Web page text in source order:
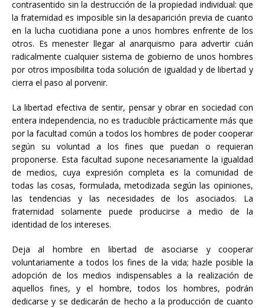
contrasentido sin la destrucción de la propiedad individual: que
la fraternidad es imposible sin la desaparición previa de cuanto
en la lucha cuotidiana pone a unos hombres enfrente de los
otros. Es menester llegar al anarquismo para advertir cuán
radicalmente cualquier sistema de gobierno de unos hombres
por otros imposibilita toda solución de igualdad y de libertad y
cierra el paso al porvenir.
La libertad efectiva de sentir, pensar y obrar en sociedad con
entera independencia, no es traducible prácticamente más que
por la facultad común a todos los hombres de poder cooperar
según su voluntad a los fines que puedan o requieran
proponerse. Esta facultad supone necesariamente la igualdad
de medios, cuya expresión completa es la comunidad de
todas las cosas, formulada, metodizada según las opiniones,
las tendencias y las necesidades de los asociados. La
fraternidad solamente puede producirse a medio de la
identidad de los intereses.
Deja al hombre en libertad de asociarse y cooperar
voluntariamente a todos los fines de la vida; hazle posible la
adopción de los medios indispensables a la realización de
aquellos fines, y el hombre, todos los hombres, podrán
dedicarse y se dedicarán de hecho a la producción de cuanto